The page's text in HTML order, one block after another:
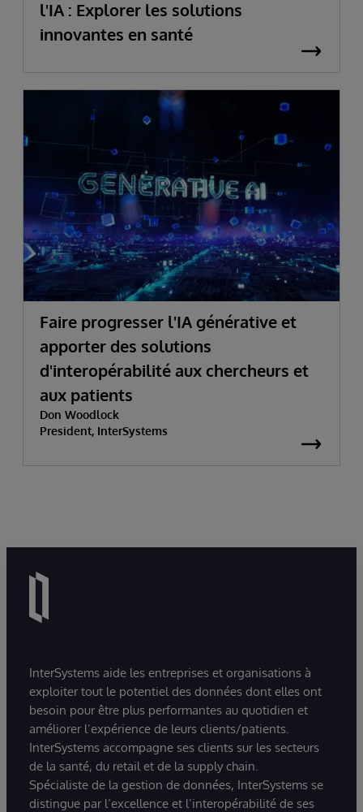
l'IA : Explorer les solutions
innovantes en santé
Faire progresser l'IA générative et
apporter des solutions
d'interopérabilité aux chercheurs et
aux patients
Don Woodlock
President, InterSystems
InterSystems aide les entreprises et organisations à
exploiter tout le potentiel des données dont elles ont
besoin pour être plus performantes au quotidien et
améliorer l’expérience de leurs clients/patients.
InterSystems accompagne ses clients sur les secteurs
de la santé, du retail et de la supply chain.
Spécialiste de la gestion de données, InterSystems se
distingue par l’excellence et l’interopérabilité de ses